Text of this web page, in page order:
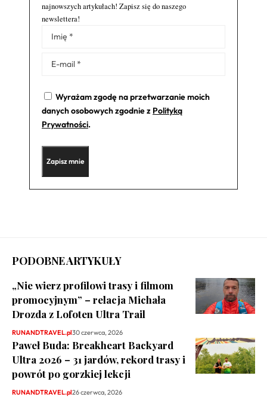
najnowszych artykułach! Zapisz się do naszego
newslettera!
Wyrażam zgodę na przetwarzanie moich
danych osobowych zgodnie z Polityką
Prywatności.
Alternative:
PODOBNE ARTYKUŁY
„Nie wierz profilowi trasy i filmom
promocyjnym” – relacja Michała
Drozda z Lofoten Ultra Trail
RUNANDTRAVEL.pl30 czerwca, 2026
Paweł Buda: Breakheart Backyard
Ultra 2026 – 31 jardów, rekord trasy i
powrót po gorzkiej lekcji
RUNANDTRAVEL.pl26 czerwca, 2026